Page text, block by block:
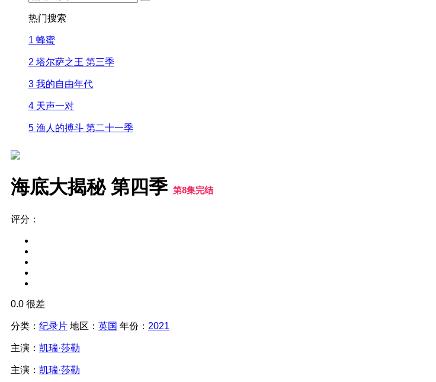
热门搜索
1 蜂蜜
2 塔尔萨之王 第三季
3 我的自由年代
4 天声一对
5 渔人的搏斗 第二十一季
海底大揭秘 第四季 第8集完结
评分：
0.0 很差
分类： 纪录片 地区： 英国 年份： 2021
主演： 凯瑞·莎勒
主演： 凯瑞·莎勒